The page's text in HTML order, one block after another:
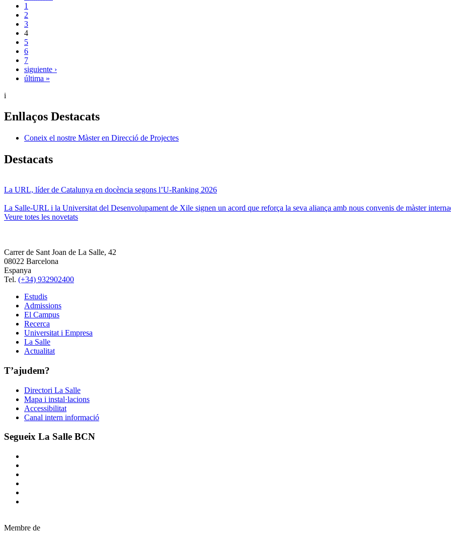
1
2
3
4
5
6
7
siguiente ›
última »
i
Enllaços Destacats
Coneix el nostre Màster en Direcció de Projectes
Destacats
La URL, líder de Catalunya en docència segons l’U-Ranking 2026
La Salle-URL i la Universitat del Desenvolupament de Xile signen un acord que reforça la seva aliança amb nous convenis de màster
Veure totes les novetats
Carrer de Sant Joan de La Salle, 42
08022 Barcelona
Espanya
Tel. (+34) 932902400
Estudis
Admissions
El Campus
Recerca
Universitat i Empresa
La Salle
Actualitat
T’ajudem?
Directori La Salle
Mapa i instal·lacions
Accessibilitat
Canal intern informació
Segueix La Salle BCN
Membre de